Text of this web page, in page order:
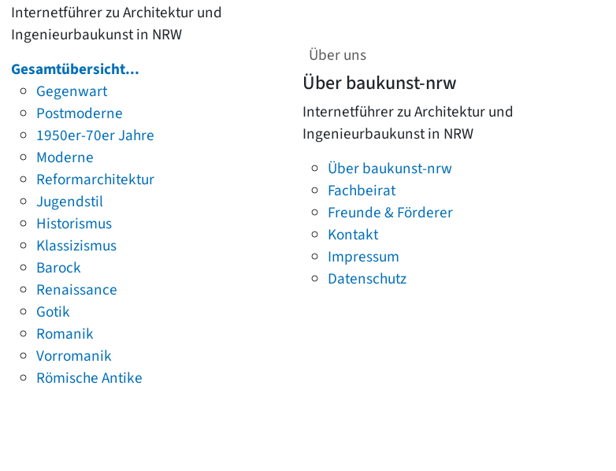
Internetführer zu Architektur und
Ingenieurbaukunst in NRW
Gesamtübersicht...
Gegenwart
Postmoderne
1950er-70er Jahre
Moderne
Reformarchitektur
Jugendstil
Historismus
Klassizismus
Barock
Renaissance
Gotik
Romanik
Vorromanik
Römische Antike
Über uns
Über baukunst-nrw
Internetführer zu Architektur und
Ingenieurbaukunst in NRW
Über baukunst-nrw
Fachbeirat
Freunde & Förderer
Kontakt
Impressum
Datenschutz